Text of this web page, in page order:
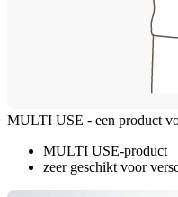
MULTI USE - een product
MULTI USE-product
zeer geschikt voor